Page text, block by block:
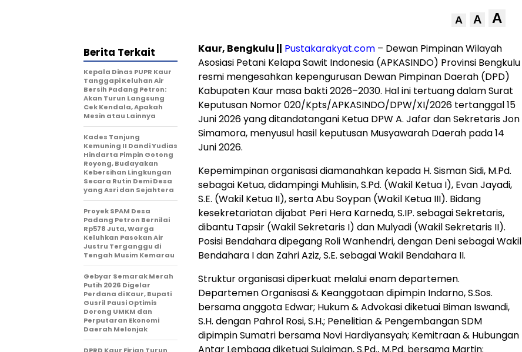
A A A
Kaur, Bengkulu || Pustakarakyat.com – Dewan Pimpinan Wilayah
Asosiasi Petani Kelapa Sawit Indonesia (APKASINDO) Provinsi Bengkulu
resmi mengesahkan kepengurusan Dewan Pimpinan Daerah (DPD)
Kabupaten Kaur masa bakti 2026–2030. Hal ini tertuang dalam Surat
Keputusan Nomor 020/Kpts/APKASINDO/DPW/XI/2026 tertanggal 15
Juni 2026 yang ditandatangani Ketua DPW A. Jafar dan Sekretaris Jon
Simamora, menyusul hasil keputusan Musyawarah Daerah pada 14
Juni 2026.
Kepemimpinan organisasi diamanahkan kepada H. Sisman Sidi, M.Pd.
sebagai Ketua, didampingi Muhlisin, S.Pd. (Wakil Ketua I), Evan Jayadi,
S.E. (Wakil Ketua II), serta Abu Soypan (Wakil Ketua III). Bidang
kesekretariatan dijabat Peri Hera Karneda, S.IP. sebagai Sekretaris,
dibantu Tapsir (Wakil Sekretaris I) dan Mulyadi (Wakil Sekretaris II).
Posisi Bendahara dipegang Roli Wanhendri, dengan Deni sebagai Wakil
Bendahara I dan Zahri Aziz, S.E. sebagai Wakil Bendahara II.
Struktur organisasi diperkuat melalui enam departemen.
Departemen Organisasi & Keanggotaan dipimpin Indarno, S.Sos.
bersama anggota Edwar; Hukum & Advokasi diketuai Biman Iswandi,
S.H. dengan Pahrol Rosi, S.H.; Penelitian & Pengembangan SDM
dipimpin Sumatri bersama Novi Hardiyansyah; Kemitraan & Hubungan
Berita Terkait
Kepala Dinas PUPR Kaur
Tanggapi Keluhan Air
Bersih Padang Petron:
Akan Turun Langsung
Cek Kendala, Apakah
Mesin atau Lainnya
Kades Tanjung
Kemuning II Dandi Yudias
Hindarta Pimpin Gotong
Royong, Budayakan
Kebersihan Lingkungan
Secara Rutin Demi Desa
yang Asri dan Sejahtera
Proyek SPAM Desa
Padang Petron Bernilai
Rp578 Juta, Warga
Keluhkan Pasokan Air
Justru Terganggu di
Tengah Musim Kemarau
Gebyar Semarak Merah
Putih 2026 Digelar
Perdana di Kaur, Bupati
Gusril Pausi Optimis
Dorong UMKM dan
Perputaran Ekonomi
Daerah Melonjak